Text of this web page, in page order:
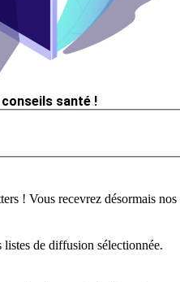
santé !
! Vous recevrez désormais nos
de diffusion sélectionnée.